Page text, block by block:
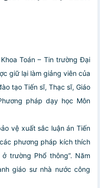
Toán – Tin trường Đại
giữ lại làm giảng viên của
tạo Tiến sĩ, Thạc sĩ, Giáo
pháp dạy học Môn
vệ xuất sắc luận án Tiến
phương pháp kích thích
trường Phổ thông”. Năm
giáo sư nhà nước công